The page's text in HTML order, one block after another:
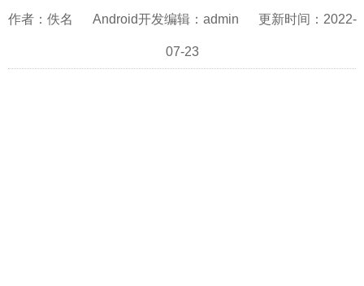
作者：佚名 Android开发编辑：admin 更新时间：2022-
07-23